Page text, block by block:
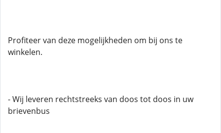
Profiteer van deze mogelijkheden om bij ons te
winkelen.
- Wij leveren rechtstreeks van doos tot doos in uw
brievenbus